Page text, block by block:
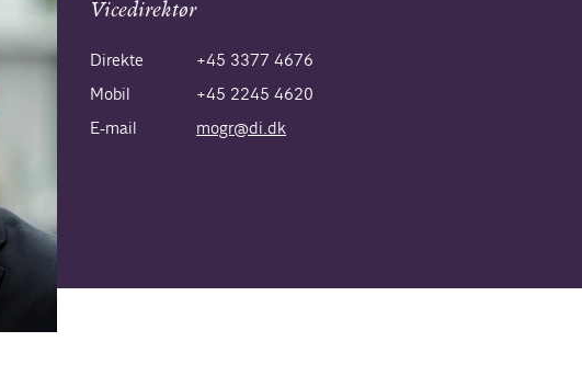
Vicedirektør
Direkte
+45 3377 4676
Mobil
+45 2245 4620
E-mail
mogr@di.dk